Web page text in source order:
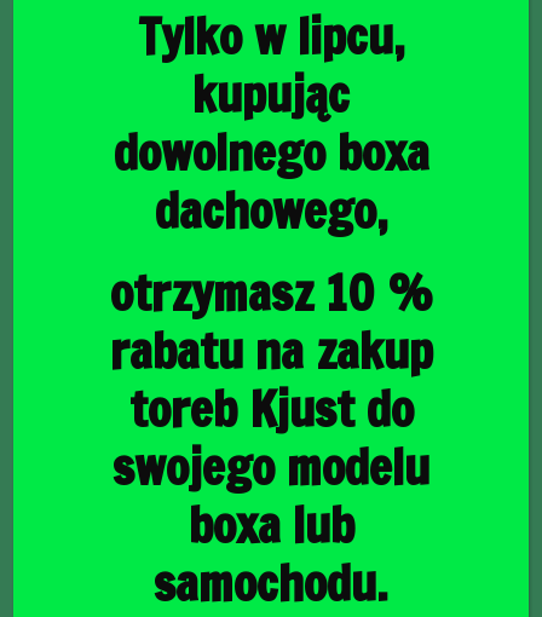
Torby do bagażnika
2016-2023 TORBY DO BAGAŻNIKA 5 SZT
MERCEDES-BENZ E
KOMBI 2016-2023
TORBY DO BAGAŻNIKA
5 SZT
Tylko w lipcu,
kupując
dowolnego boxa
dachowego,
otrzymasz 10 %
rabatu na zakup
toreb Kjust do
swojego modelu
boxa lub
samochodu.